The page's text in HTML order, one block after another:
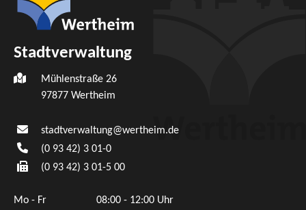
Stadtverwaltung
Mühlenstraße 26
97877 Wertheim
stadtverwaltung@wertheim.de
(0 93 42) 3 01-0
(0 93 42) 3 01-5 00
Mo - Fr
08:00 - 12:00 Uhr